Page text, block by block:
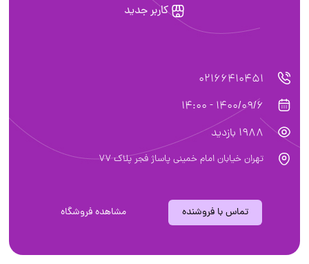
کاربر جدید
02166410451
1400/09/6 - 14:00
1988 بازدید
تهران خیابان امام خمینی پاساژ فجر پلاک 77
تماس با فروشنده مشاهده فروشگاه